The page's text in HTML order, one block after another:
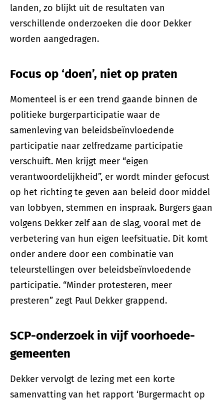
landen, zo blijkt uit de resultaten van
verschillende onderzoeken die door Dekker
worden aangedragen.
Focus op ‘doen’, niet op praten
Momenteel is er een trend gaande binnen de
politieke burgerparticipatie waar de
samenleving van beleidsbeïnvloedende
participatie naar zelfredzame participatie
verschuift. Men krijgt meer “eigen
verantwoordelijkheid”, er wordt minder gefocust
op het richting te geven aan beleid door middel
van lobbyen, stemmen en inspraak. Burgers gaan
volgens Dekker zelf aan de slag, vooral met de
verbetering van hun eigen leefsituatie. Dit komt
onder andere door een combinatie van
teleurstellingen over beleidsbeïnvloedende
participatie. “Minder protesteren, meer
presteren” zegt Paul Dekker grappend.
SCP-onderzoek in vijf voorhoede-
gemeenten
Dekker vervolgt de lezing met een korte
samenvatting van het rapport ‘Burgermacht op